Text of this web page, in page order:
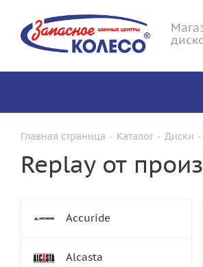
Главная страница - Каталог - Диски -
Replay от
Accuride
Alcasta